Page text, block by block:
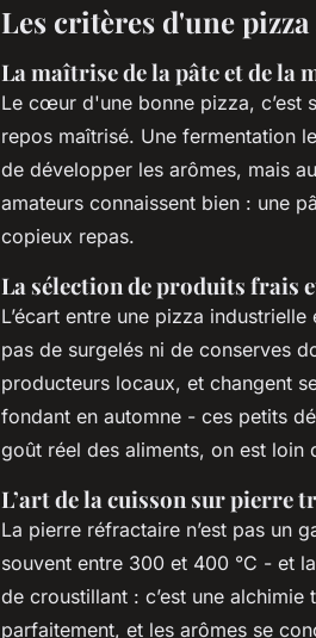
Les critères d'une
La maîtrise de la pâte et de la
Le cœur d'une bonne pizza, c’est
repos maîtrisé. Une fermentation
de développer les arômes, mais
amateurs connaissent bien : une
copieux repas.
La sélection de produits frais
L’écart entre une pizza
pas de surgelés ni de conserves
producteurs locaux, et changent
fondant en automne - ces petits
goût réel des aliments, on est loin
L’art de la cuisson sur pierre
La pierre réfractaire n’est pas un
souvent entre 300 et 400 °C - et
de croustillant : c’est une
parfaitement, et les arômes se